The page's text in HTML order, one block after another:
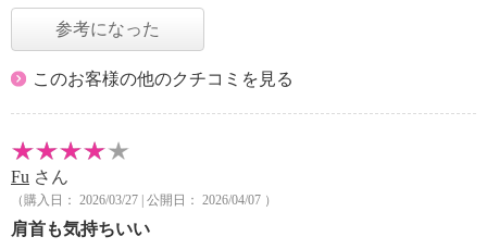
参考になった
このお客様の他のクチコミを見る
Fu さん
（購入日： 2026/03/27 | 公開日： 2026/04/07 ）
肩首も気持ちいい